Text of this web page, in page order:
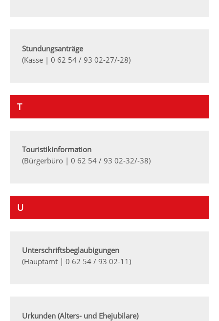
Stundungsanträge
(Kasse | 0 62 54 / 93 02-27/-28)
T
Touristikinformation
(Bürgerbüro | 0 62 54 / 93 02-32/-38)
U
Unterschriftsbeglaubigungen
(Hauptamt | 0 62 54 / 93 02-11)
Urkunden (Alters- und Ehejubilare)